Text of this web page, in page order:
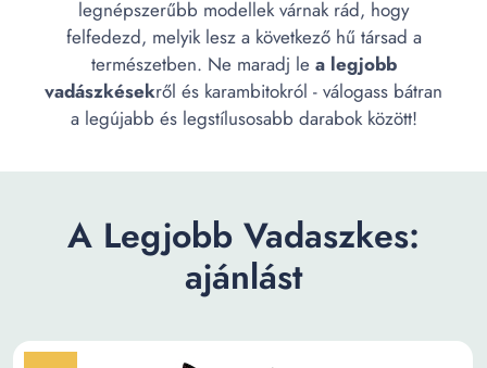
legnépszerűbb modellek várnak rád, hogy
felfedezd, melyik lesz a következő hű társad a
természetben. Ne maradj le a legjobb
vadászkésekről és karambitokról - válogass bátran
a legújabb és legstílusosabb darabok között!
A Legjobb Vadaszkes:
ajánlást